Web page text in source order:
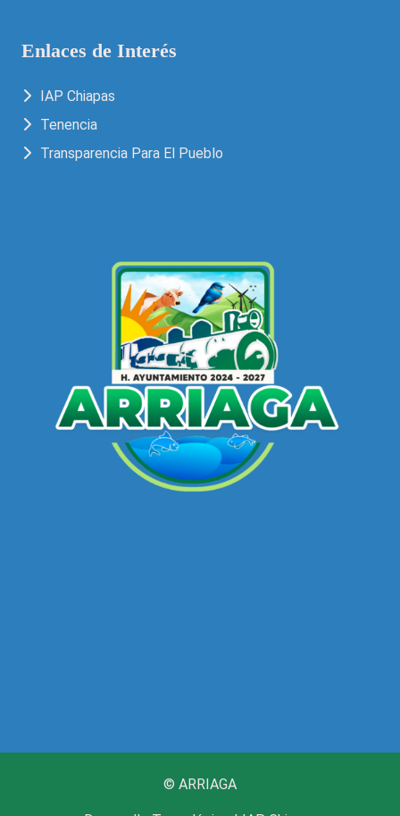
Enlaces de Interés
IAP Chiapas
Tenencia
Transparencia Para El Pueblo
© ARRIAGA